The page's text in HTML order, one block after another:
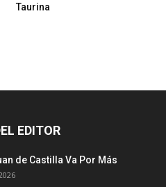
Taurina
EDITOR
de Castilla Va Por Más